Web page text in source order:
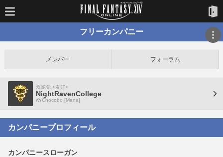
フリーカンパニー
メンバー フォーラム
双蛇党 <友好>
NightRavenCollege
Chocobo [Mana]
カンパニープロフィール
カンパニースローガン